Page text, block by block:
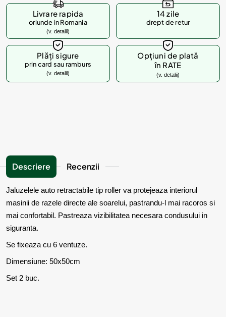
Livrare rapida
oriunde in Romania
(v. detalii)
14 zile
drept de retur
Plăți sigure
prin card sau ramburs
(v. detalii)
Opțiuni de plată
în RATE
(v. detalii)
Descriere Recenzii
Jaluzelele auto retractabile tip roller va protejeaza interiorul
masinii de razele directe ale soarelui, pastrandu-l mai racoros si
mai confortabil. Pastreaza vizibilitatea necesara condusului in
siguranta.
Se fixeaza cu 6 ventuze.
Dimensiune: 50x50cm
Set 2 buc.